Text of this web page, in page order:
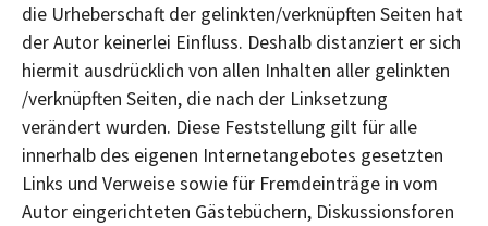
die Urheberschaft der gelinkten/verknüpften Seiten hat
der Autor keinerlei Einfluss. Deshalb distanziert er sich
hiermit ausdrücklich von allen Inhalten aller gelinkten
/verknüpften Seiten, die nach der Linksetzung
verändert wurden. Diese Feststellung gilt für alle
innerhalb des eigenen Internetangebotes gesetzten
Links und Verweise sowie für Fremdeinträge in vom
Autor eingerichteten Gästebüchern, Diskussionsforen